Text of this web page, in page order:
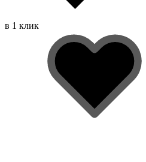
в 1 клик